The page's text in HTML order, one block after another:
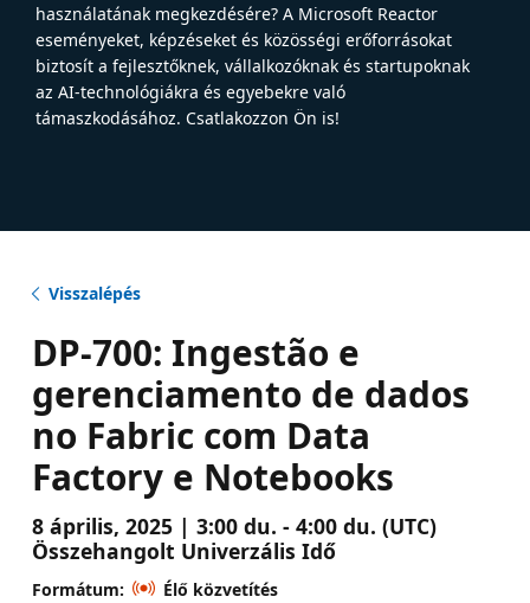
használatának megkezdésére? A Microsoft Reactor
eseményeket, képzéseket és közösségi erőforrásokat
biztosít a fejlesztőknek, vállalkozóknak és startupoknak
az AI-technológiákra és egyebekre való
támaszkodásához. Csatlakozzon Ön is!
Visszalépés
DP-700: Ingestão e
gerenciamento de dados
no Fabric com Data
Factory e Notebooks
8 április, 2025 | 3:00 du. - 4:00 du. (UTC)
Összehangolt Univerzális Idő
Formátum:
Élő közvetítés